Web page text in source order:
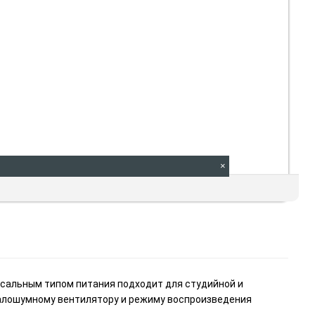
типом питания подходит для студийной и
вентилятору и режиму воспроизведения
×